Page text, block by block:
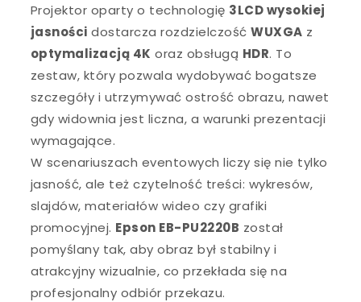
Projektor oparty o technologię 3LCD wysokiej
jasności dostarcza rozdzielczośćWUXGA z
optymalizacją 4K oraz obsługą HDR. To
zestaw, który pozwala wydobywać bogatsze
szczegóły i utrzymywać ostrość obrazu, nawet
gdy widownia jest liczna, a warunki prezentacji
wymagające.
W scenariuszach eventowych liczy się nie tylko
jasność, ale też czytelność treści: wykresów,
slajdów, materiałów wideo czy grafiki
promocyjnej. Epson EB-PU2220B został
pomyślany tak, aby obraz był stabilny i
atrakcyjny wizualnie, co przekłada się na
profesjonalny odbiór przekazu.